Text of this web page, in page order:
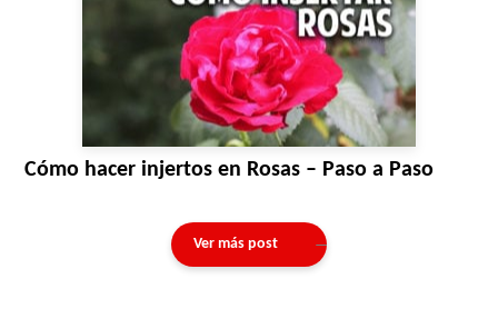
Cómo hacer injertos en Rosas – Paso a Paso
Ver más post